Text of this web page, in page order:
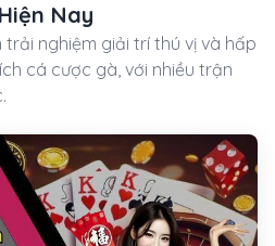
Nay
nghiệm giải trí thú vị và hấp
cá cược gà, với nhiều trận